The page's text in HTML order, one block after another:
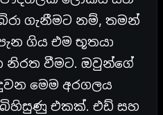
ගැනීමට නම්, තමන්
ගිය එම භූතයා
වීමට. ඔවුන්ගේ
මෙම අරගලය
බිහිසුණු එකක්. එඩ් සහ